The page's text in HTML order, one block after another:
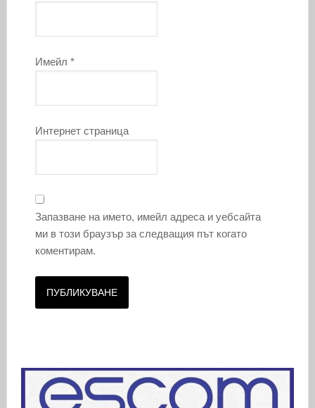
Имейл *
Интернет страница
Запазване на името, имейл адреса и уебсайта
ми в този браузър за следващия път когато
коментирам.